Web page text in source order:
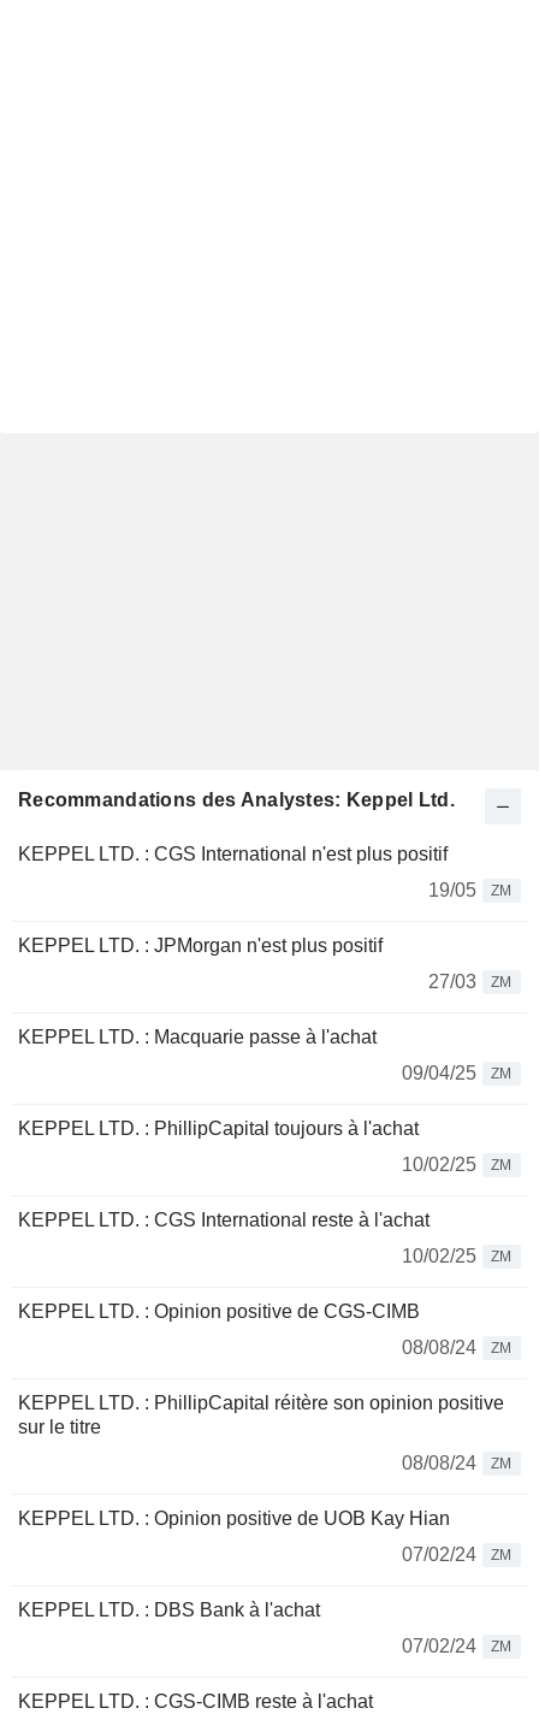
Recommandations des Analystes: Keppel Ltd.
KEPPEL LTD. : CGS International n'est plus positif
19/05
ZM
KEPPEL LTD. : JPMorgan n'est plus positif
27/03
ZM
KEPPEL LTD. : Macquarie passe à l'achat
09/04/25
ZM
KEPPEL LTD. : PhillipCapital toujours à l'achat
10/02/25
ZM
KEPPEL LTD. : CGS International reste à l'achat
10/02/25
ZM
KEPPEL LTD. : Opinion positive de CGS-CIMB
08/08/24
ZM
KEPPEL LTD. : PhillipCapital réitère son opinion positive
sur le titre
08/08/24
ZM
KEPPEL LTD. : Opinion positive de UOB Kay Hian
07/02/24
ZM
KEPPEL LTD. : DBS Bank à l'achat
07/02/24
ZM
KEPPEL LTD. : CGS-CIMB reste à l'achat